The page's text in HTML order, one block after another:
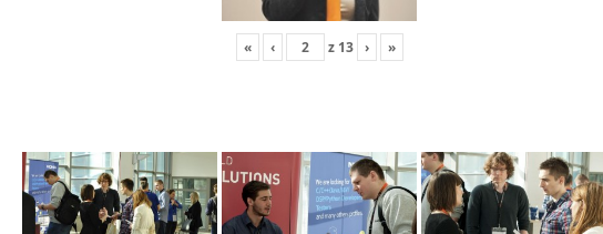
« ‹ z 13 › »